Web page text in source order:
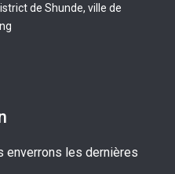
de Shunde, ville de
enverrons les dernières